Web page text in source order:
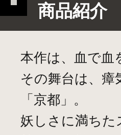
商品紹介
本作は、血で血
その舞台は、瘴
「京都」。
妖しさに満ちた